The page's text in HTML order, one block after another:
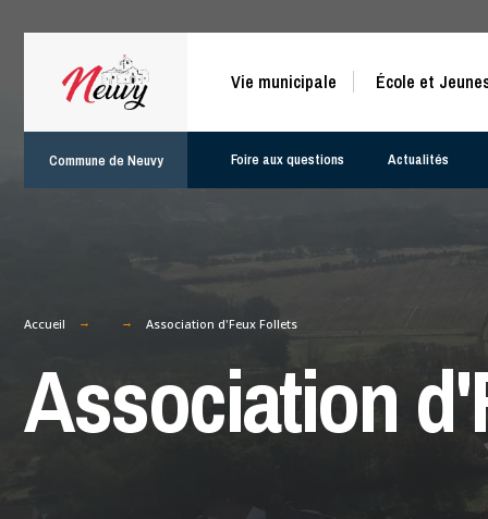
Vie municipale École et
Commune de Neuvy Foire aux questions Actualités
Accueil Association d'Feux Follets
Association